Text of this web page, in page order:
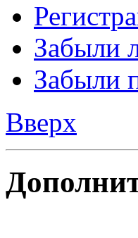
Забыли
Забыли
Вверх